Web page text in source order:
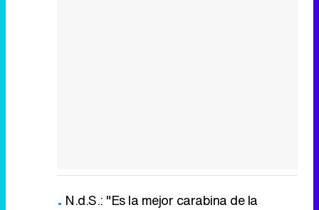
N.d.S.: "Es la mejor carabina de la